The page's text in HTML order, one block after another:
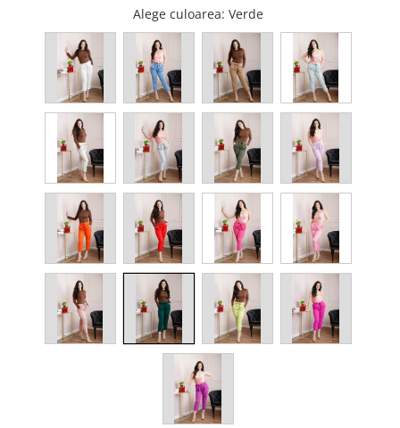
Alege culoarea: Verde